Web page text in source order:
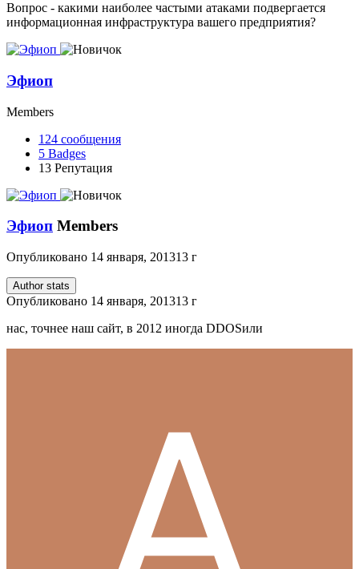
Вопрос - какими наиболее частыми атаками подвергается
информационная инфраструктура вашего предприятия?
Эфиоп
Members
124 сообщения
5 Badges
13 Репутация
Эфиоп Members
Опубликовано 14 января, 201313 г
Author stats
Опубликовано 14 января, 201313 г
нас, точнее наш сайт, в 2012 иногда DDOSили